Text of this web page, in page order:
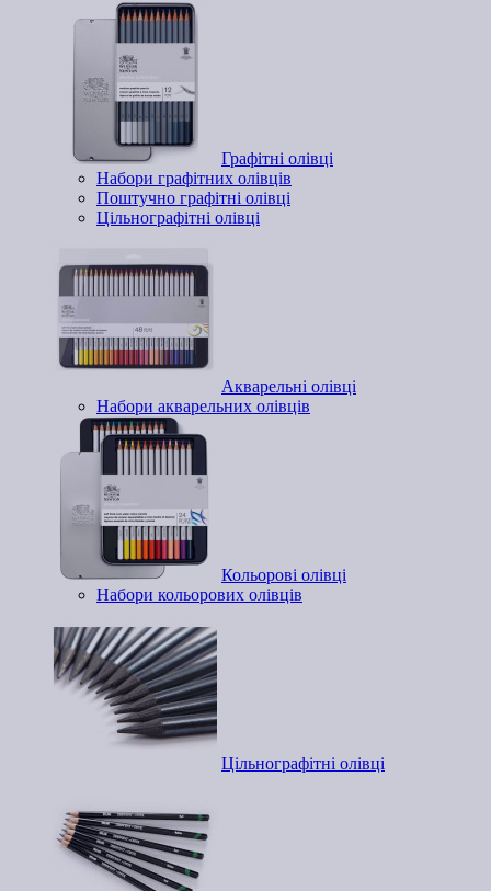
Графітні олівці
Набори графітних олівців
Поштучно графітні олівці
Цільнографітні олівці
Акварельні олівці
Набори акварельних олівців
Кольорові олівці
Набори кольорових олівців
Цільнографітні олівці